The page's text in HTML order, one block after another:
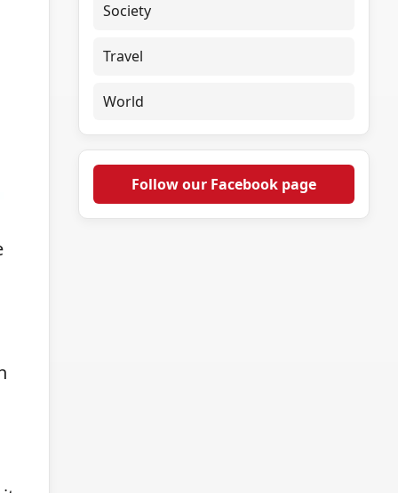
Society
Travel
World
Follow our Facebook page